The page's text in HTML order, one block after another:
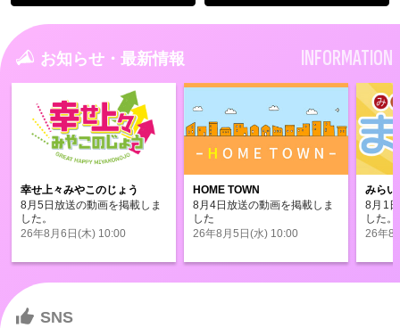
お知らせ・最新情報 INFORMATION
幸せ上々みやこのじょう
8月5日放送の動画を掲載しま
した。
26年8月6日(木) 10:00
HOME TOWN
8月4日放送の動画を掲載しま
した
26年8月5日(水) 10:00
みら
8月1
した。
26年8
SNS